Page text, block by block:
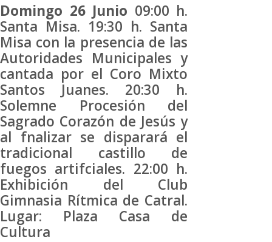
Domingo 26 Junio 09:00 h.
Santa Misa. 19:30 h. Santa
Misa con la presencia de las
Autoridades Municipales y
cantada por el Coro Mixto
Santos Juanes. 20:30 h.
Solemne Procesión del
Sagrado Corazón de Jesús y
al fnalizar se disparará el
tradicional castillo de
fuegos artifciales. 22:00 h.
Exhibición del Club
Gimnasia Rítmica de Catral.
Lugar: Plaza Casa de
Cultura